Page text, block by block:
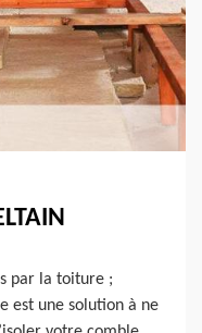
par la toiture ;
est une solution à ne